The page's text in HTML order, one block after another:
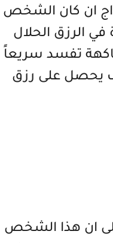
ان كان الشخص
الرزق الحلال
تفسد سريعاً
يحصل على رزق
ان هذا الشخص